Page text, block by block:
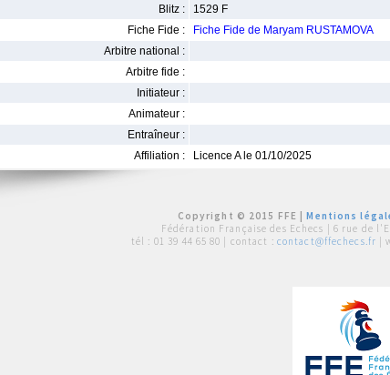
Blitz :
1529 F
Fiche Fide :
Fiche Fide de Maryam RUSTAMOVA
Arbitre national :
Arbitre fide :
Initiateur :
Animateur :
Entraîneur :
Affiliation :
Licence A le 01/10/2025
Copyright © 2015 FFE |Mentions
Fédération Française des Echecs | 6 rue de
tél : 01 39 44 65 80 | contact : contact@ffechecs.fr |